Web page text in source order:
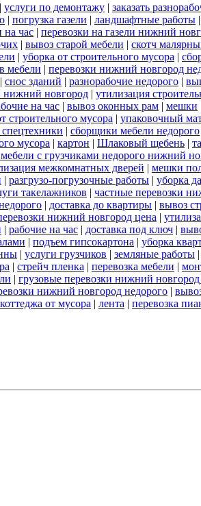
| услуги по демонтажу | заказать
| погрузка газели | ландшафтные работы |
на час | перевозки на газели нижний
| вывоз старой мебели | скотч
| уборка от строительного мусора |
мебели | перевозки нижний новгород
| снос зданий | разнорабочие недорого |
нижний новгород | утилизация
на час | вывоз оконных рам | мешки
строительного мусора | упаковочный
спецтехники | сборщики мебели недорого
мусора | картон | Шлаковый щебень |
мебели с грузчиками недорого нижний
межкомнатных дверей | мешки
| разгрузо-погрузочные работы | уборка
такелажников | частные перевозки
| доставка до квартиры | вывоз
нижний новгород цена |
| рабочие на час | доставка под ключ |
| подъем гипсокартона | уборка
| услуги грузчиков | земляные работы |
| стрейч пленка | перевозка мебели |
| грузовые перевозки нижний
нижний новгород недорого |
от мусора | лента | перевозка